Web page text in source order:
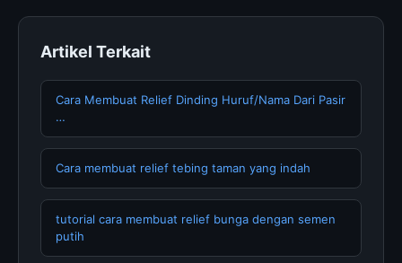
Artikel Terkait
Cara Membuat Relief Dinding Huruf/Nama Dari Pasir
…
Cara membuat relief tebing taman yang indah
tutorial cara membuat relief bunga dengan semen
putih